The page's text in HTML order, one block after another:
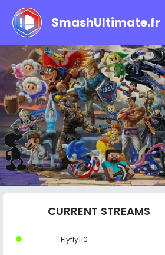
SmashUltimate.fr
CURRENT STREAMS
Flyfly110